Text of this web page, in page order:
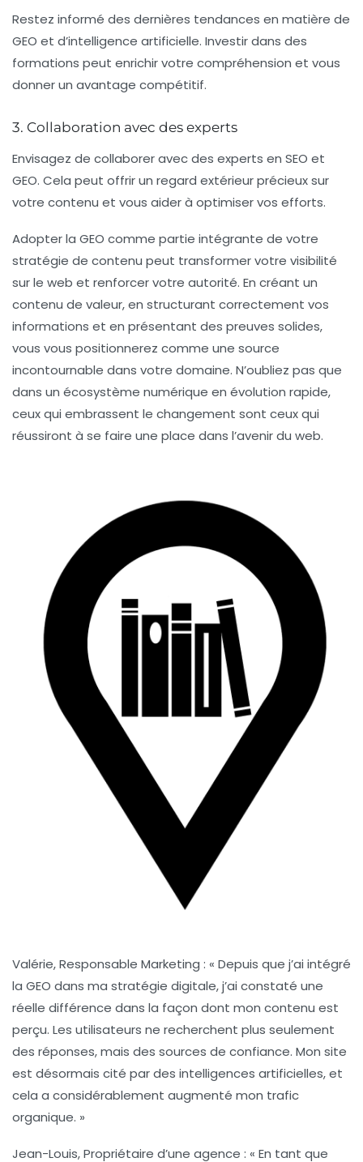
Restez informé des dernières tendances en matière de
GEO et d’intelligence artificielle. Investir dans des
formations peut enrichir votre compréhension et vous
donner un avantage compétitif.
3. Collaboration avec des experts
Envisagez de collaborer avec des experts en SEO et
GEO. Cela peut offrir un regard extérieur précieux sur
votre contenu et vous aider à optimiser vos efforts.
Adopter la GEO comme partie intégrante de votre
stratégie de contenu peut transformer votre visibilité
sur le web et renforcer votre autorité. En créant un
contenu de valeur, en structurant correctement vos
informations et en présentant des preuves solides,
vous vous positionnerez comme une source
incontournable dans votre domaine. N’oubliez pas que
dans un écosystème numérique en évolution rapide,
ceux qui embrassent le changement sont ceux qui
réussiront à se faire une place dans l’avenir du web.
Valérie, Responsable Marketing : « Depuis que j’ai intégré
la GEO dans ma stratégie digitale, j’ai constaté une
réelle différence dans la façon dont mon contenu est
perçu. Les utilisateurs ne recherchent plus seulement
des réponses, mais des sources de confiance. Mon site
est désormais cité par des intelligences artificielles, et
cela a considérablement augmenté mon trafic
organique. »
Jean-Louis, Propriétaire d’une agence : « En tant que